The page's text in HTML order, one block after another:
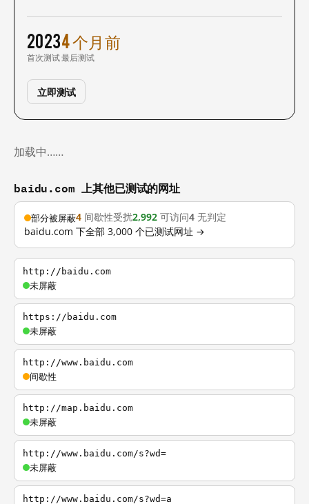
2023
首次测试
4 个月前
最后测试
立即测试
加载中……
baidu.com 上其他已测试的网址
部分被屏蔽4 间歇性受扰2,992 可访问4 无判定
baidu.com 下全部 3,000 个已测试网址 →
http://baidu.com
未屏蔽
https://baidu.com
未屏蔽
http://www.baidu.com
间歇性
http://map.baidu.com
未屏蔽
http://www.baidu.com/s?wd=
未屏蔽
http://www.baidu.com/s?wd=a